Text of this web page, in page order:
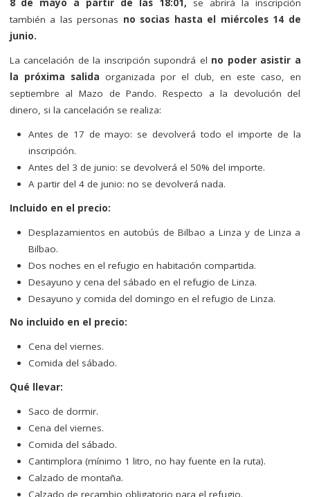
8 de mayo a partir de las 18:01, se abrirá la inscripción
también a las personas no socias hasta el miércoles 14 de
junio.
La cancelación de la inscripción supondrá el no poder asistir a
la próxima salida organizada por el club, en este caso, en
septiembre al Mazo de Pando. Respecto a la devolución del
dinero, si la cancelación se realiza:
Antes de 17 de mayo: se devolverá todo el importe de la
inscripción.
Antes del 3 de junio: se devolverá el 50% del importe.
A partir del 4 de junio: no se devolverá nada.
Incluido en el precio:
Desplazamientos en autobús de Bilbao a Linza y de Linza a
Bilbao.
Dos noches en el refugio en habitación compartida.
Desayuno y cena del sábado en el refugio de Linza.
Desayuno y comida del domingo en el refugio de Linza.
No incluido en el precio:
Cena del viernes.
Comida del sábado.
Qué llevar:
Saco de dormir.
Cena del viernes.
Comida del sábado.
Cantimplora (mínimo 1 litro, no hay fuente en la ruta).
Calzado de montaña.
Calzado de recambio obligatorio para el refugio.